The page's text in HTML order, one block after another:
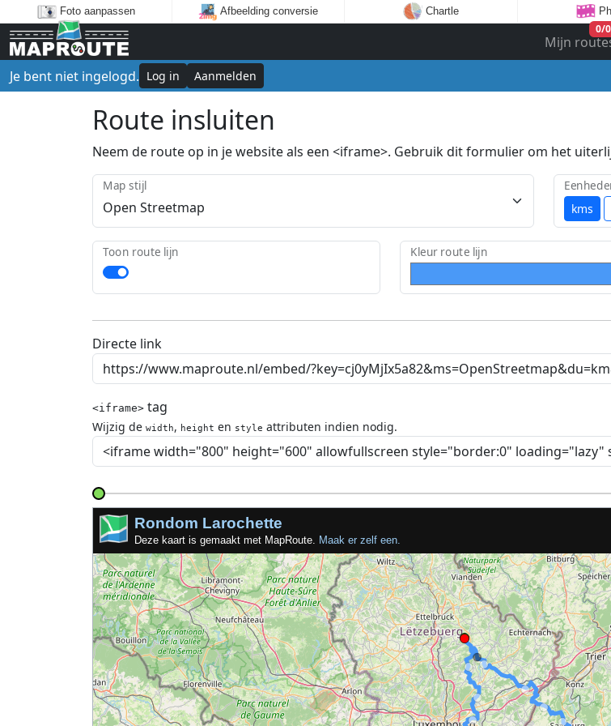
Foto aanpassen Afbeelding conversie Chartle
Mijn
0/0
Je bent niet ingelogd. Log in Aanmelden
Route insluiten
Neem de route op in je website als een <iframe>. Gebruik dit formulier om het
Map stijl
kms
Toon route lijn Kleur route lijn
Directe link
<iframe> tag
Wijzig de width, height en style attributen indien nodig.